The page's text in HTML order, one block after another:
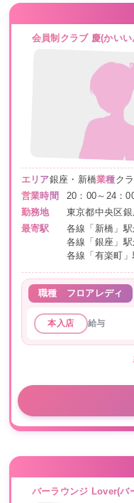
会員制クラブ 慶(かい
エリア銀座・新橋業種ク
営業時間
20：00～24：
勤務地
東京都中央区
最寄駅
各線「新橋」
各線「銀座」
各線「有楽町
職種 フロアレディ
本入店 給与
バーラウンジ Lover(バ